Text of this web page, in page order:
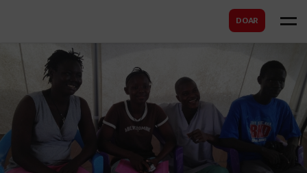
DOAR